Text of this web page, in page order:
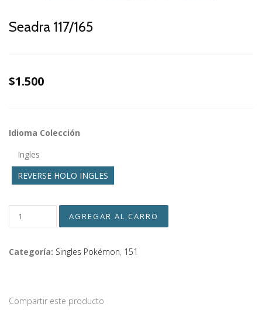
Seadra 117/165
$1.500
Idioma Colección
Ingles
REVERSE HOLO INGLES
Categoría: Singles Pokémon, 151
Compartir este producto